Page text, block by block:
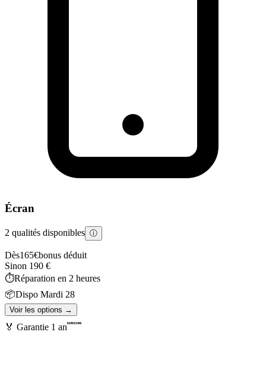
Écran
2 qualités disponibles ⓘ
Dès165€bonus déduit
Sinon 190 €
⏱️Réparation en 2 heures
📦Dispo Mardi 28
Voir les options →
🏅 Garantie 1 an